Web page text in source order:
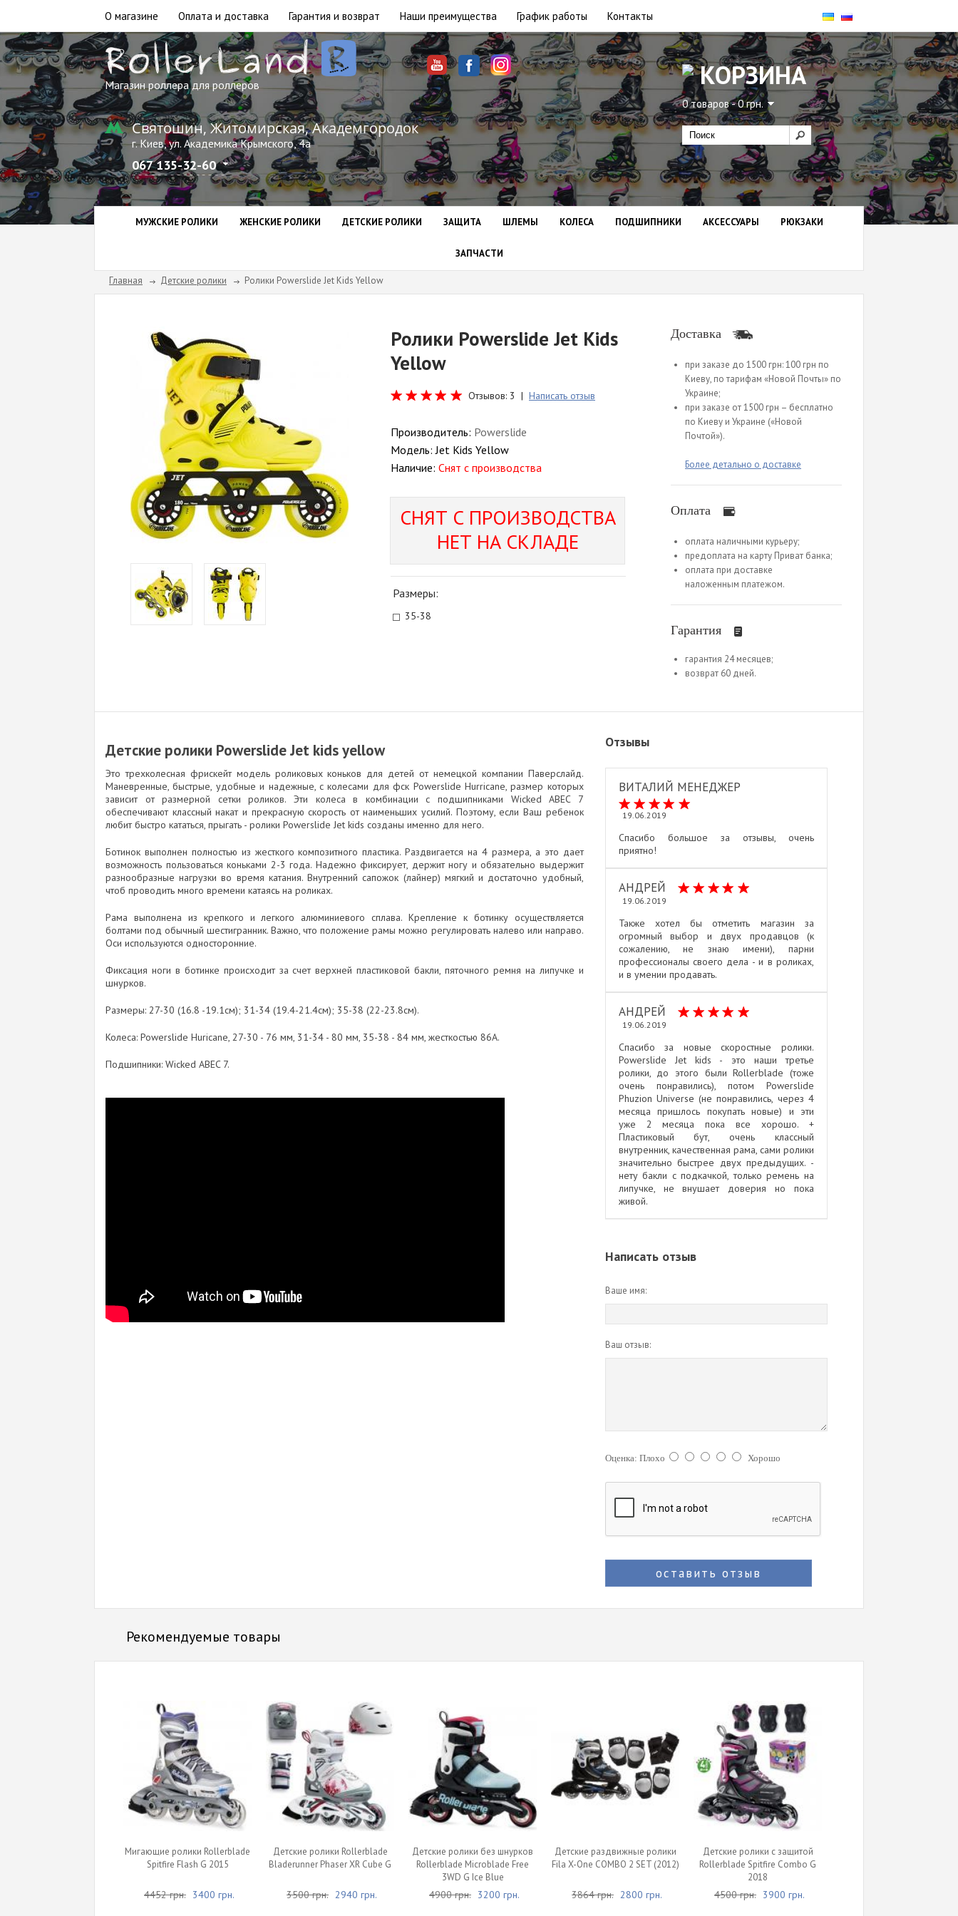
О магазине Оплата и доставка Гарантия и возврат Наши преимущества График работы Контакты
Магазин роллера для роллеров
Святошин, Житомирская, Академгородок
г. Киев, ул. Академика Крымского, 4а
067 135-32-60
КОРЗИНА
0 товаров - 0 грн.
МУЖСКИЕ РОЛИКИ ЖЕНСКИЕ РОЛИКИ ДЕТСКИЕ РОЛИКИ ЗАЩИТА ШЛЕМЫ КОЛЕСА ПОДШИПНИКИ АКСЕССУАРЫ РЮКЗАКИ
ЗАПЧАСТИ
Главная Детские ролики Ролики Powerslide Jet Kids Yellow
Ролики Powerslide Jet Kids
Yellow
Отзывов: 3 | Написать отзыв
Производитель: Powerslide
Модель: Jet Kids Yellow
Наличие: Снят с производства
СНЯТ С ПРОИЗВОДСТВА
НЕТ НА СКЛАДЕ
Размеры:
35-38
Доставка
при заказе до 1500 грн: 100 грн по
Киеву, по тарифам «Новой Почты» по
Украине;
при заказе от 1500 грн – бесплатно
по Киеву и Украине («Новой
Почтой»).
Более детально о доставке
Оплата
оплата наличными курьеру;
предоплата на карту Приват банка;
оплата при доставке
наложенным платежом.
Гарантия
гарантия 24 месяцев;
возврат 60 дней.
Детские ролики Powerslide Jet kids yellow
Это трехколесная фрискейт модель роликовых коньков для детей от немецкой компании Паверслайд.
Маневренные, быстрые, удобные и надежные, с колесами для фск Powerslide Hurricane, размер которых
зависит от размерной сетки роликов. Эти колеса в комбинации с подшипниками Wicked ABEC 7
обеспечивают классный накат и прекрасную скорость от наименьших усилий. Поэтому, если Ваш ребенок
любит быстро кататься, прыгать - ролики Powerslide Jet kids созданы именно для него.
Ботинок выполнен полностью из жесткого композитного пластика. Раздвигается на 4 размера, а это дает
возможность пользоваться коньками 2-3 года. Надежно фиксирует, держит ногу и обязательно выдержит
разнообразные нагрузки во время катания. Внутренний сапожок (лайнер) мягкий и достаточно удобный,
чтоб проводить много времени катаясь на роликах.
Рама выполнена из крепкого и легкого алюминиевого сплава. Крепление к ботинку осуществляется
болтами под обычный шестигранник. Важно, что положение рамы можно регулировать налево или направо.
Оси используются односторонние.
Фиксация ноги в ботинке происходит за счет верхней пластиковой бакли, пяточного ремня на липучке и
шнурков.
Размеры: 27-30 (16.8 -19.1см); 31-34 (19.4-21.4см); 35-38 (22-23.8см).
Колеса: Powerslide Huricane, 27-30 - 76 мм, 31-34 - 80 мм, 35-38 - 84 мм, жесткостью 86А.
Подшипники: Wicked ABEC 7.
Отзывы
ВИТАЛИЙ МЕНЕДЖЕР
19.06.2019
Спасибо большое за отзывы, очень
приятно!
АНДРЕЙ
19.06.2019
Также хотел бы отметить магазин за
огромный выбор и двух продавцов (к
сожалению, не знаю имени), парни
профессионалы своего дела - и в роликах,
и в умении продавать.
АНДРЕЙ
19.06.2019
Спасибо за новые скоростные ролики.
Powerslide Jet kids - это наши третье
ролики, до этого были Rollerblade (тоже
очень понравились), потом Powerslide
Phuzion Universe (не понравились, через 4
месяца пришлось покупать новые) и эти
уже 2 месяца пока все хорошо. +
Пластиковый бут, очень классный
внутренник, качественная рама, сами ролики
значительно быстрее двух предыдущих. -
нету бакли с подкачкой, только ремень на
липучке, не внушает доверия но пока
живой.
Написать отзыв
Ваше имя:
Ваш отзыв:
Оценка: Плохо Хорошо
оставить отзыв
Рекомендуемые товары
Мигающие ролики Rollerblade
Spitfire Flash G 2015
4452 грн. 3400 грн.
Детские ролики Rollerblade
Bladerunner Phaser XR Cube G
3500 грн. 2940 грн.
Детские ролики без шнурков
Rollerblade Microblade Free
3WD G Ice Blue
4900 грн. 3200 грн.
Детские раздвижные ролики
Fila X-One COMBO 2 SET (2012)
3864 грн. 2800 грн.
Детские ролики c защитой
Rollerblade Spitfire Combo G
2018
4500 грн. 3900 грн.